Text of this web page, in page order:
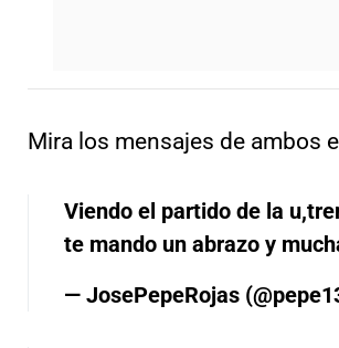
Mira los mensajes de ambos
Viendo el partido de la
te mando un abrazo y
— JosePepeRojas